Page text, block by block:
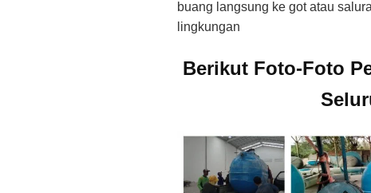
buang langsung ke got atau
lingkungan
Berikut Foto-Foto